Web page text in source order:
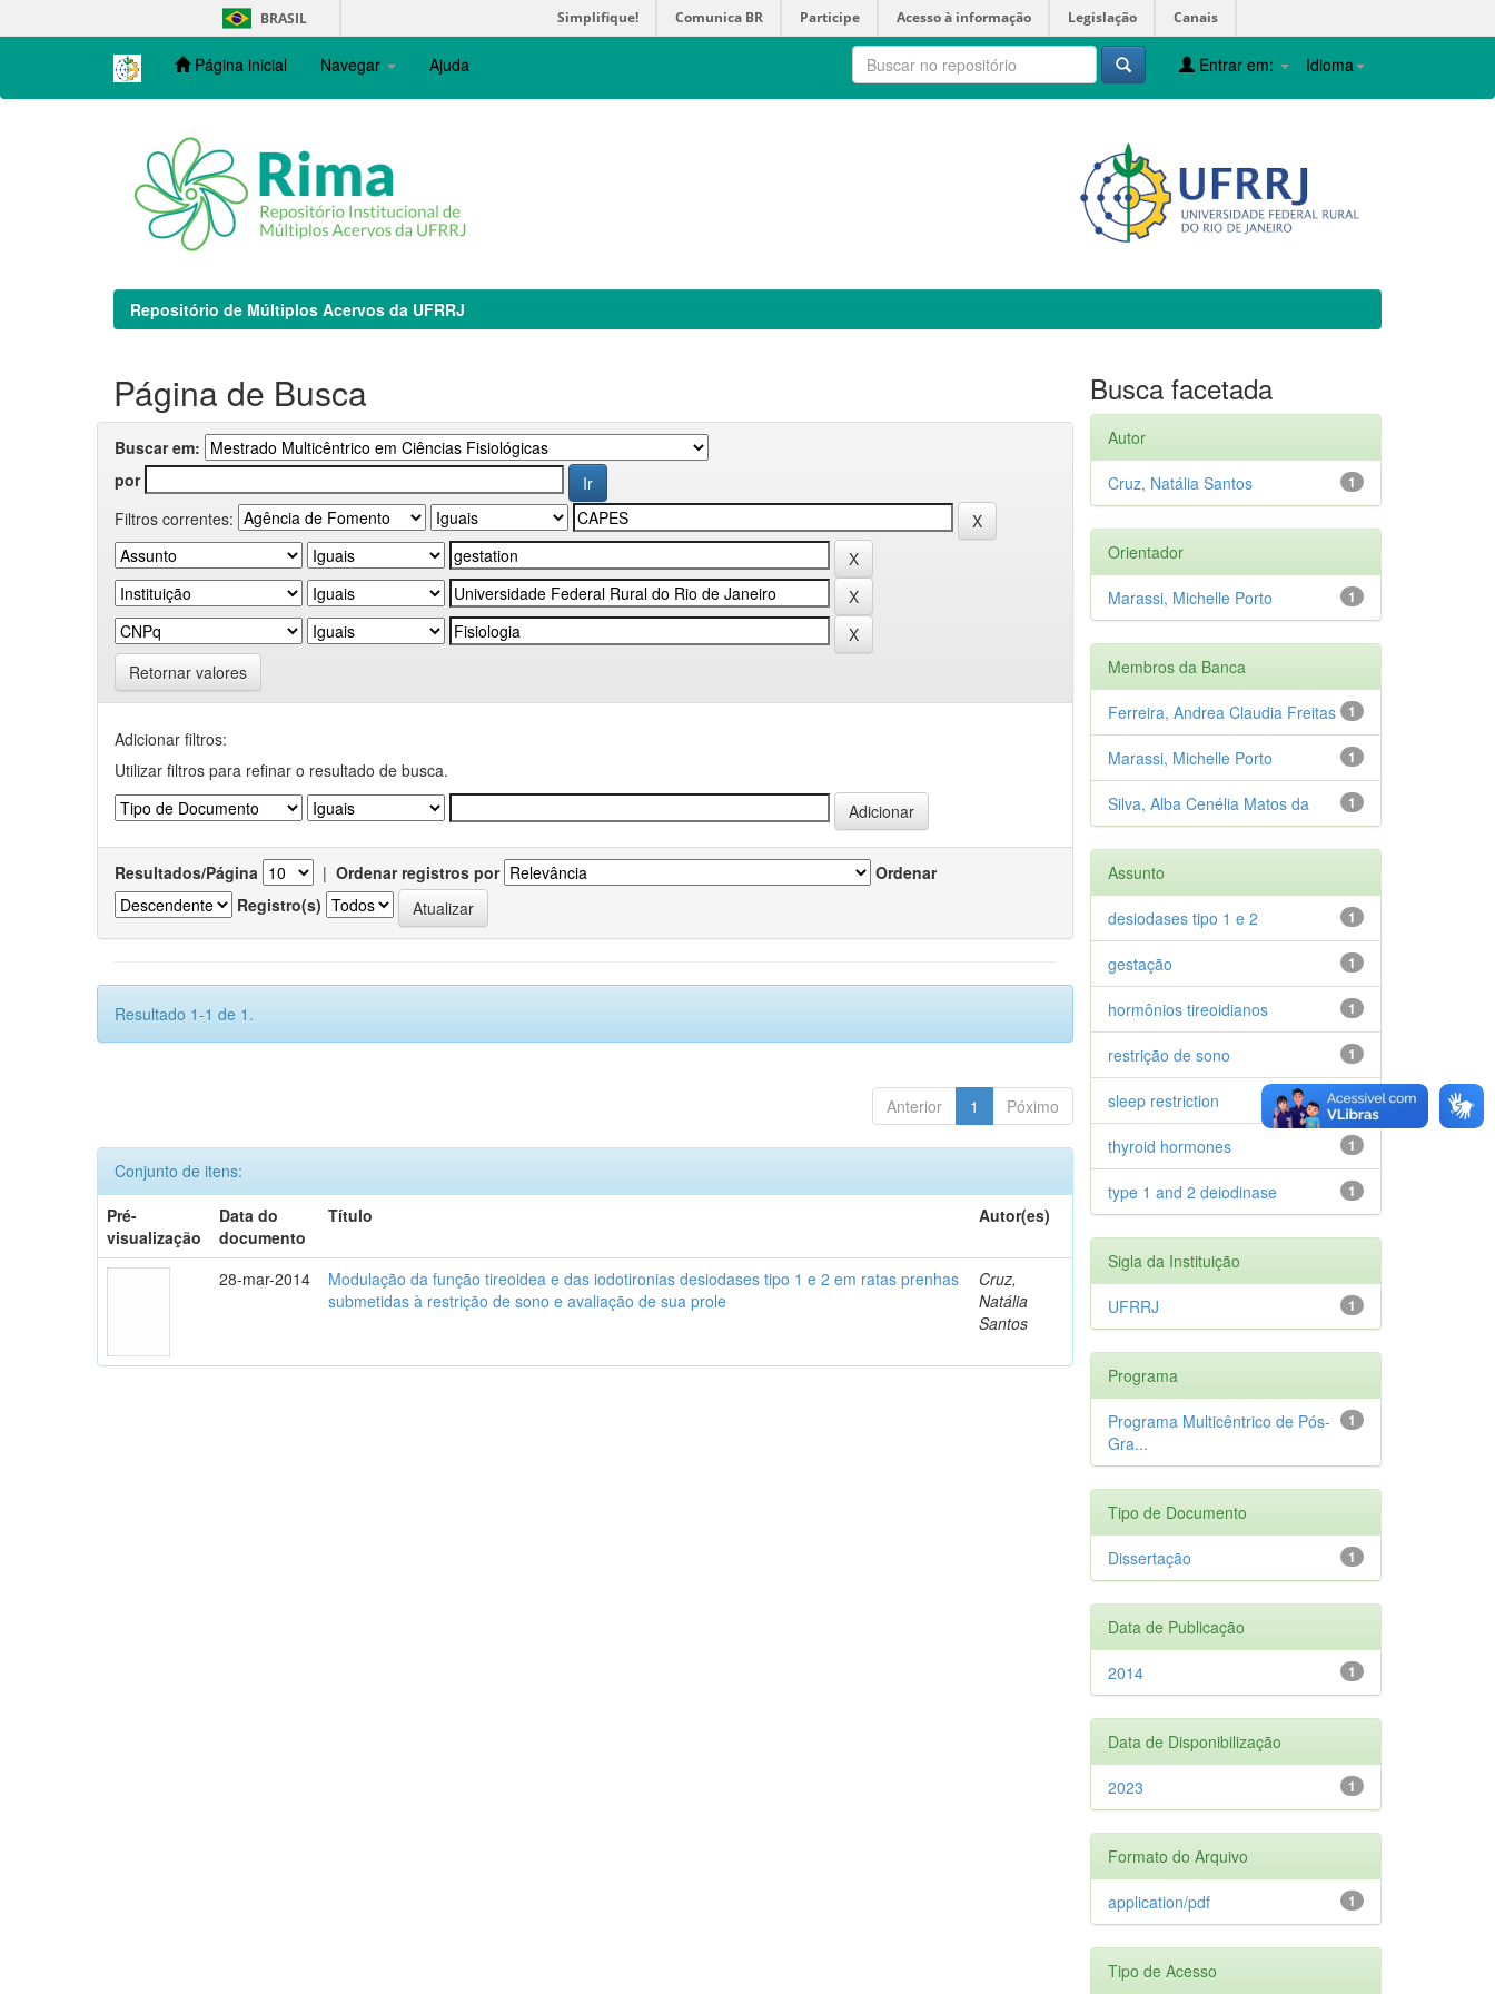
navigation
BRASIL Simplifique! Comunica BR Participe Acesso à informação Legislação Canais
Página inicial Navegar Ajuda Idioma
Entrar em:
Repositório de Múltiplos Acervos da UFRRJ
Página de Busca
Buscar em:
por
Filtros correntes:
Retornar valores
Adicionar filtros:
Utilizar filtros para refinar o resultado de busca.
Resultados/Página | Ordenar registros por
Ordenar
Registro(s)
Resultado 1-1 de 1.
Anterior 1 Póximo
Conjunto de itens:
Pré-
visualização
Data do
documento
Título Autor(es)
28-mar-2014
Modulação da função tireoidea e das iodotironias desiodases tipo 1 e 2 em ratas prenhas
submetidas à restrição de sono e avaliação de sua prole
Cruz,
Natália
Santos
Busca facetada
Autor
1
Cruz, Natália Santos
Orientador
1
Marassi, Michelle Porto
Membros da Banca
1
Ferreira, Andrea Claudia Freitas
1
Marassi, Michelle Porto
1
Silva, Alba Cenélia Matos da
Assunto
1
desiodases tipo 1 e 2
1
gestação
1
hormônios tireoidianos
1
restrição de sono
1
sleep restriction
1
thyroid hormones
1
type 1 and 2 deiodinase
Sigla da Instituição
1
UFRRJ
Programa
1
Programa Multicêntrico de Pós-
Gra...
Tipo de Documento
1
Dissertação
Data de Publicação
1
2014
Data de Disponibilização
1
2023
Formato do Arquivo
1
application/pdf
Tipo de Acesso